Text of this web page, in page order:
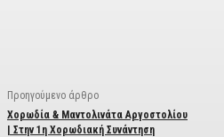
Προηγούμενο άρθρο
Χορωδία & Μαντολινάτα Αργοστολίου
| Στην 1η Χορωδιακή Συνάντηση